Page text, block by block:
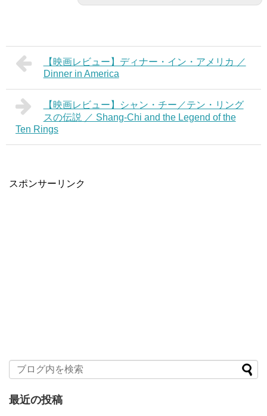
【映画レビュー】ディナー・イン・アメリカ ／
Dinner in America
【映画レビュー】シャン・チー／テン・リング
スの伝説 ／ Shang-Chi and the Legend of the
Ten Rings
スポンサーリンク
最近の投稿